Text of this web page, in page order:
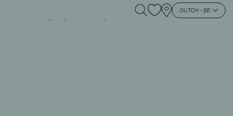
DUTCH - BE
NICOLAS – 627 –